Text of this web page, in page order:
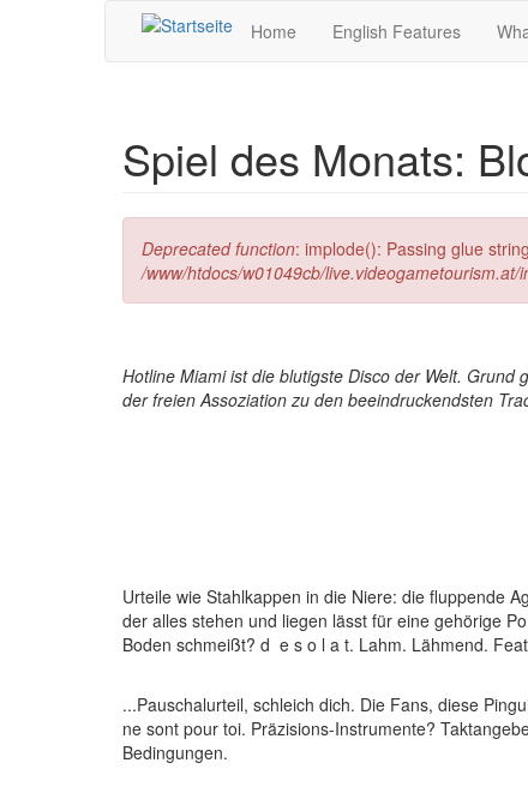
Home
English Features
Spiel des Monats:
Fehlermeldung
Deprecated function: implode(): Passing glue
/www/htdocs/w01049cb/live.videogametourism.at/
Hotline Miami ist die blutigste Disco der Welt.
der freien Assoziation zu den beeindruckendsten
Urteile wie Stahlkappen in die Niere: die fluppende
der alles stehen und liegen lässt für eine gehörige
Boden schmeißt? d e s o l a t. Lahm. Lähmend.
...Pauschalurteil, schleich dich. Die Fans, diese
ne sont pour toi. Präzisions-Instrumente?
Bedingungen.